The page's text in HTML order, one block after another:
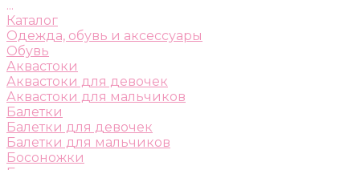
...
Каталог
Одежда, обувь и аксессуары
Обувь
Аквастоки
Аквастоки для девочек
Аквастоки для мальчиков
Балетки
Балетки для девочек
Балетки для мальчиков
Босоножки